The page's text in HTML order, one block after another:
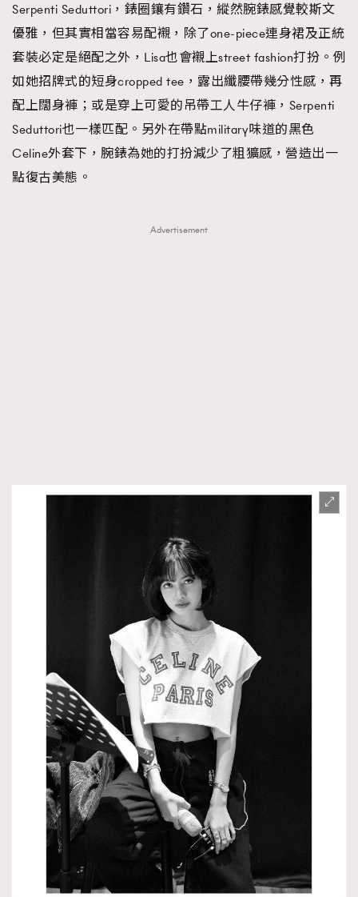
Serpenti Seduttori，錶圈鑲有鑽石，縱然腕錶感覺較斯文
優雅，但其實相當容易配襯，除了one-piece連身裙及正統
套裝必定是絕配之外，Lisa也會襯上street fashion打扮。例
如她招牌式的短身cropped tee，露出纖腰帶幾分性感，再
配上闊身褲；或是穿上可愛的吊帶工人牛仔褲，Serpenti
Seduttori也一樣匹配。另外在帶點military味道的黑色
Celine外套下，腕錶為她的打扮減少了粗獷感，營造出一
點復古美態。
Advertisement